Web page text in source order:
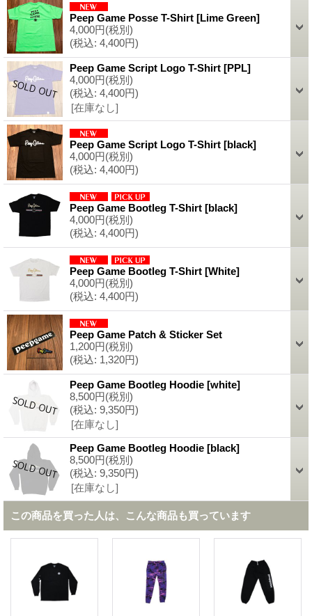
Peep Game Posse T-Shirt [Lime Green]
4,000円(税別)
(税込: 4,400円)
Peep Game Script Logo T-Shirt [PPL]
4,000円(税別)
(税込: 4,400円)
[在庫なし]
Peep Game Script Logo T-Shirt [black]
4,000円(税別)
(税込: 4,400円)
Peep Game Bootleg T-Shirt [black]
4,000円(税別)
(税込: 4,400円)
Peep Game Bootleg T-Shirt [White]
4,000円(税別)
(税込: 4,400円)
Peep Game Patch & Sticker Set
1,200円(税別)
(税込: 1,320円)
Peep Game Bootleg Hoodie [white]
8,500円(税別)
(税込: 9,350円)
[在庫なし]
Peep Game Bootleg Hoodie [black]
8,500円(税別)
(税込: 9,350円)
[在庫なし]
この商品を買った人は、こんな商品も買っています